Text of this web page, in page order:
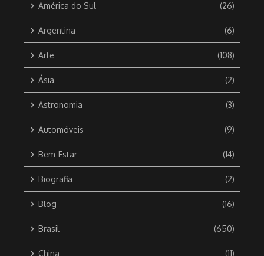
América do Sul (26)
Argentina (6)
Arte (108)
Ásia (2)
Astronomia (3)
Automóveis (9)
Bem-Estar (14)
Biografia (2)
Blog (16)
Brasil (650)
China (11)